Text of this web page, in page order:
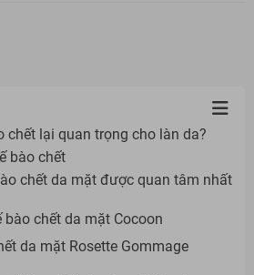
chết lại quan trọng cho làn da?
bào chết
chết da mặt được quan tâm nhất
bào chết da mặt Cocoon
da mặt Rosette Gommage